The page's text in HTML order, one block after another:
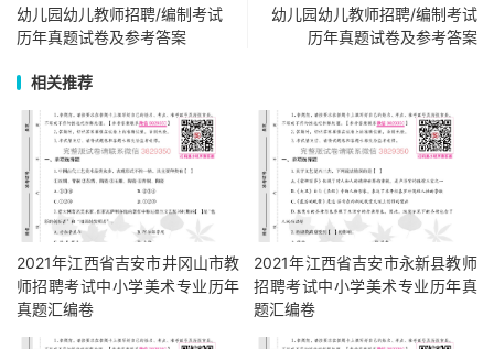
幼儿园幼儿教师招聘/编制考试
历年真题试卷及参考答案
幼儿园幼儿教师招聘/编制考试
历年真题试卷及参考答案
相关推荐
2021年江西省吉安市井冈山市教
师招聘考试中小学美术专业历年
真题汇编卷
2021年江西省吉安市永新县教师
招聘考试中小学美术专业历年真
题汇编卷